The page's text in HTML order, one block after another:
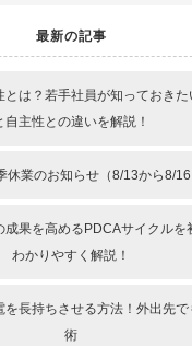
最新の記事
は？若手社員が知っておきた
自主性との違いを解説！
業のお知らせ（8/13から8/16
果を高めるPDCAサイクルを
わかりやすく解説！
長持ちさせる方法！外出先で
術